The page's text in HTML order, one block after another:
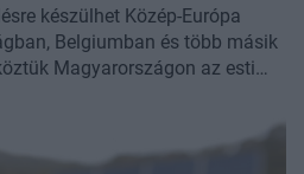
készülhet Közép-Európa
Belgiumban és több másik
Magyarországon az esti
szélerőművi termelés és az idei